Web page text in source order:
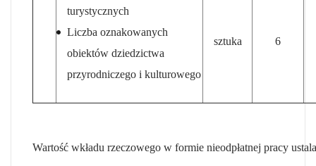
turystycznych
Liczba oznakowanych
obiektów dziedzictwa
przyrodniczego i kulturowego
sztuka 6
Wartość wkładu rzeczowego w formie nieodpłatnej pracy